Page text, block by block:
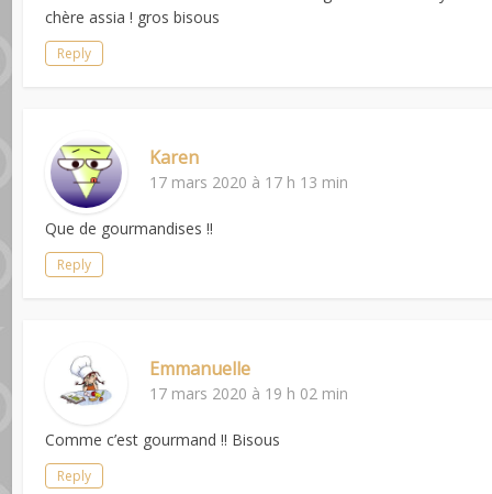
chère assia ! gros bisous
Reply
Karen
17 mars 2020 à 17 h 13 min
Que de gourmandises !!
Reply
Emmanuelle
17 mars 2020 à 19 h 02 min
Comme c’est gourmand !! Bisous
Reply